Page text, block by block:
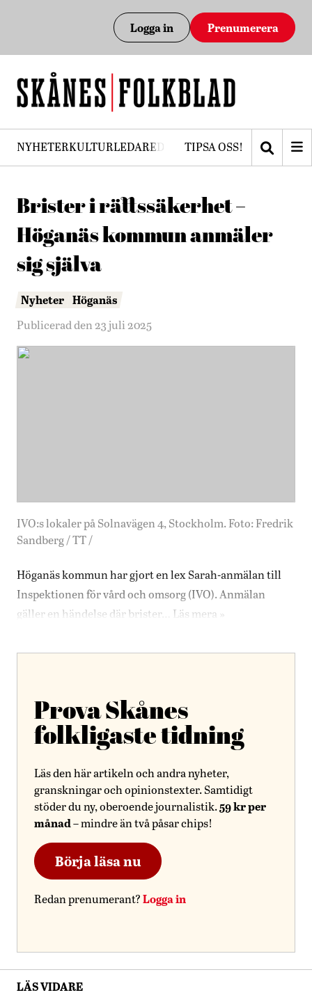
Logga in Prenumerera
NYHETERKULTURLEDAREDEBATTPRENUMERERA
TIPSA OSS!
Brister i rättssäkerhet –
Höganäs kommun anmäler
sig själva
Nyheter Höganäs
Publicerad den 23 juli 2025
IVO:s lokaler på Solnavägen 4, Stockholm. Foto: Fredrik
Sandberg / TT /
Höganäs kommun har gjort en lex Sarah-anmälan till
Inspektionen för vård och omsorg (IVO). Anmälan
gäller en händelse där brister… Läs mera »
Prova Skånes
folkligaste tidning
Läs den här artikeln och andra nyheter,
granskningar och opinionstexter. Samtidigt
stöder du ny, oberoende journalistik.59 kr per
månad– mindre än två påsar chips!
Börja läsa nu
Redan prenumerant?Logga in
LÄS VIDARE